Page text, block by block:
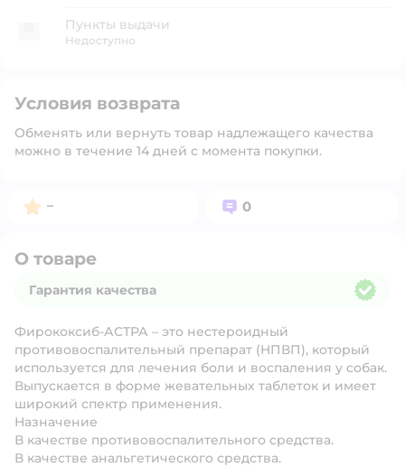
Пункты выдачи
Недоступно
Условия возврата
Обменять или вернуть товар надлежащего качества
можно в течение 14 дней с момента покупки.
Рейтинг:
– Вопросов:
0
О товаре
Гарантия качества
Фирококсиб-АСТРА – это нестероидный
противовоспалительный препарат (НПВП), который
используется для лечения боли и воспаления у собак.
Выпускается в форме жевательных таблеток и имеет
широкий спектр применения.
Назначение
В качестве противовоспалительного средства.
В качестве анальгетического средства.